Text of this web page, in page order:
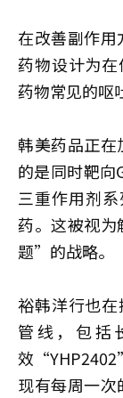
在改善副作用
药物设计为
药物常见的呕
韩美药品正在
的是同时靶向
三重作用剂
药。这被视
题”的战略。
裕韩洋行也
管线，包括
效
现有每周一